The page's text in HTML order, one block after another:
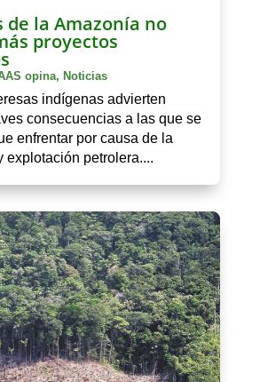
de la Amazonía no
proyectos
opina, Noticias
indígenas advierten
consecuencias a las que se
enfrentar por causa de la
explotación petrolera....